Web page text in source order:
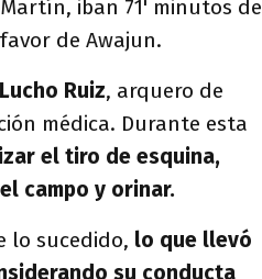
iban 71' minutos de
de Awajun.
Lucho Ruiz, arquero de
médica. Durante esta
el tiro de esquina,
campo y orinar.
lo sucedido, lo que llevó
su conducta